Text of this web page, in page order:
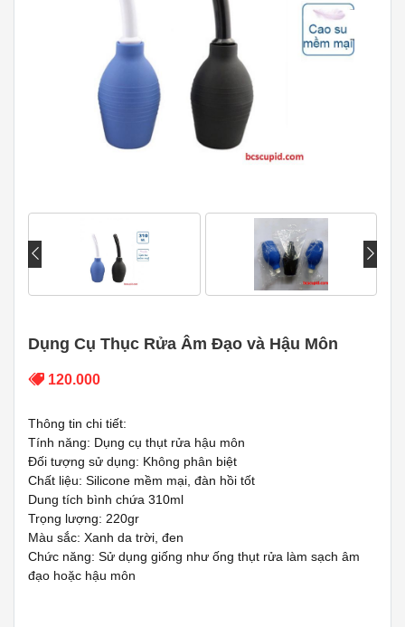
Dụng Cụ Thục Rửa Âm Đạo và Hậu Môn
120.000
Thông tin chi tiết:
Tính năng: Dụng cụ thụt rửa hậu môn
Đối tượng sử dụng: Không phân biệt
Chất liệu: Silicone mềm mại, đàn hồi tốt
Dung tích bình chứa 310ml
Trọng lượng: 220gr
Màu sắc: Xanh da trời, đen
Chức năng: Sử dụng giống như ống thụt rửa làm sạch âm
đạo hoặc hậu môn